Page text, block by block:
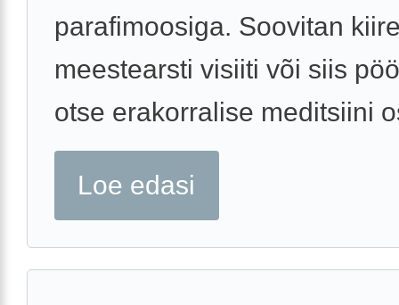
parafimoosiga. Soovitan
meestearsti visiiti või siis
otse erakorralise meditsiini
Loe edasi